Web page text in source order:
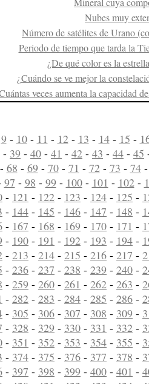
Nubes muy
Número de satélites de Urano
Periodo de tiempo que tarda la
¿De qué color es la
¿Cuándo se ve mejor la
veces aumenta la capacidad
9- 10- 11 - 12 - 13 - 14- 15 -
- 39 - 40 - 41 - 42 - 43 - 44 - 45
- 68 - 69- 70- 71 - 72 - 73 - 74-
97 - 98 - 99- 100- 101 - 102 -
- 121 - 122 - 123 - 124 - 125 -
- 144 - 145 - 146 - 147 - 148 -
- 167 - 168 - 169 - 170 - 171 -
- 190 - 191 - 192 - 193 - 194 -
- 213 - 214 - 215 - 216 - 217 -
- 236 - 237 - 238 - 239 - 240 -
- 259 - 260 - 261 - 262 - 263 -
- 282 - 283 - 284 - 285 - 286 -
- 305 - 306 - 307 - 308 - 309 -
- 328 - 329 - 330 - 331 - 332 -
- 351 - 352 - 353 - 354 - 355 -
- 374 - 375 - 376 - 377 - 378 -
- 397 - 398 - 399 - 400 - 401 -